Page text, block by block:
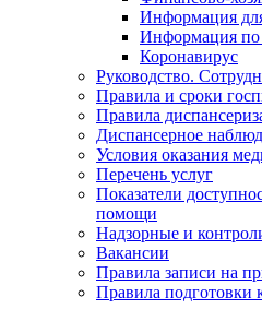
Информация
Информация по
Коронавирус
Руководство.
Правила и сроки
Правила
Диспансерное
Условия оказания
Перечень услуг
Показатели
помощи
Надзорные и
Вакансии
Правила записи на
Правила подготовки